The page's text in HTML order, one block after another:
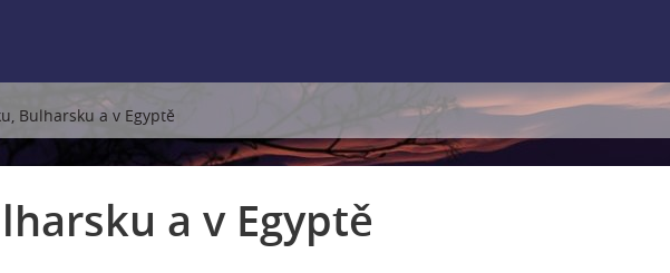
Bulharsku a v Egyptě
a v Egyptě